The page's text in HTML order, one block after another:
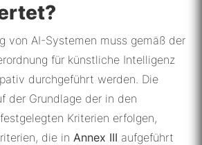
von AI-Systemen muss gemäß der
für künstliche Intelligenz
durchgeführt werden. Die
der Grundlage der in den
Kriterien erfolgen,
die in Annex III aufgeführt